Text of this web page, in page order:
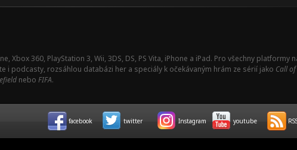
Xbox 360, PlayStation 3, Wii, 3DS, DS, PS Vita, iPhone a iPad. Pro všechny platformy
i podcasty, rozsáhlou databázi her a speciály k očekávaným hrám ze sérií jako Call
nebo FIFA.
facebook twitter Instagram youtube